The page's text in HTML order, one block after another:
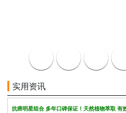
实用资讯
抗癌明星组合 多年口碑保证！天然植物萃取 有